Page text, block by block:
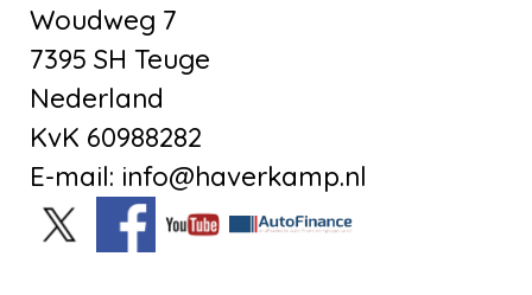
Woudweg 7
7395 SH Teuge
Nederland
KvK 60988282
E-mail: info@haverkamp.nl